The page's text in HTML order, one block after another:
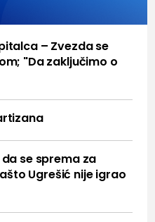
– Zvezda se
"Da zaključimo o
se sprema za
Ugrešić nije igrao